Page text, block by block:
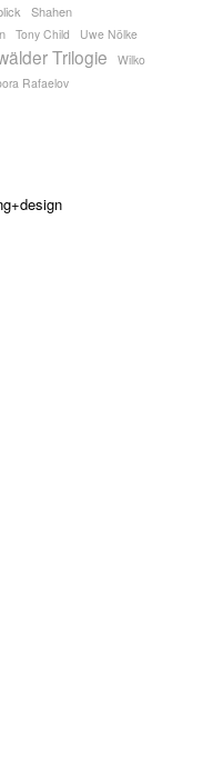
Shahen
Tony Child
Uwe Nölke
Trilogie
Wilko
Rafaelov